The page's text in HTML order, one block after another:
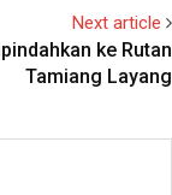
Next article
ke Rutan
Tamiang Layang